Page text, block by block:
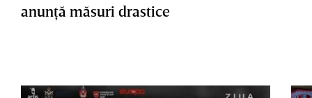
anunţă măsuri drastice